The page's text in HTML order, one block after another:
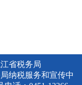
省税务局
纳税服务和宣传中